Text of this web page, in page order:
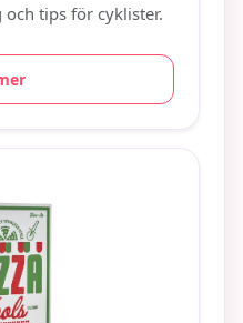
och tips för cyklister.